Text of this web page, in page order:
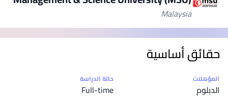
Malaysia
حقائق أساسية
إحصائيات
المؤهلات
الدبلوم
حالة الدراسة
Full-time